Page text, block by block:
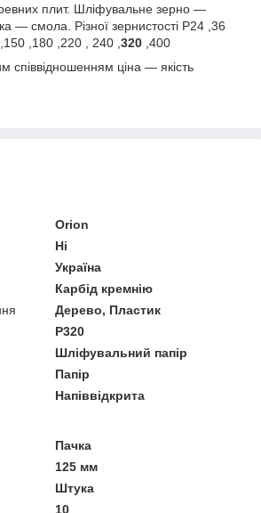
плит. Шліфувальне зерно —
— смола. Різної зернистості Р24 ,36
,180 ,220
, 240 , 320 ,400
співвідношенням ціна — якість
Orion
Ні
Україна
Карбід кремнію
Дерево, Пластик
P320
Шліфувальний папір
Папір
Напіввідкрита
Пачка
125 мм
Штука
10